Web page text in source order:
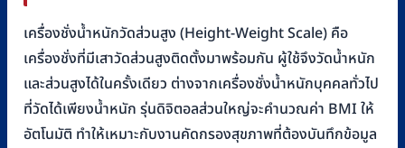
เครื่องชั่งน้ำหนักวัดส่วนสูง (Height-Weight Scale) คือ
เครื่องชั่งที่มีเสาวัดส่วนสูงติดตั้งมาพร้อมกัน ผู้ใช้จึงวัดน้ำหนัก
และส่วนสูงได้ในครั้งเดียว ต่างจากเครื่องชั่งน้ำหนักบุคคลทั่วไป
ที่วัดได้เพียงน้ำหนัก รุ่นดิจิตอลส่วนใหญ่จะคำนวณค่า BMI ให้
อัตโนมัติ ทำให้เหมาะกับงานคัดกรองสุขภาพที่ต้องบันทึกข้อมูล